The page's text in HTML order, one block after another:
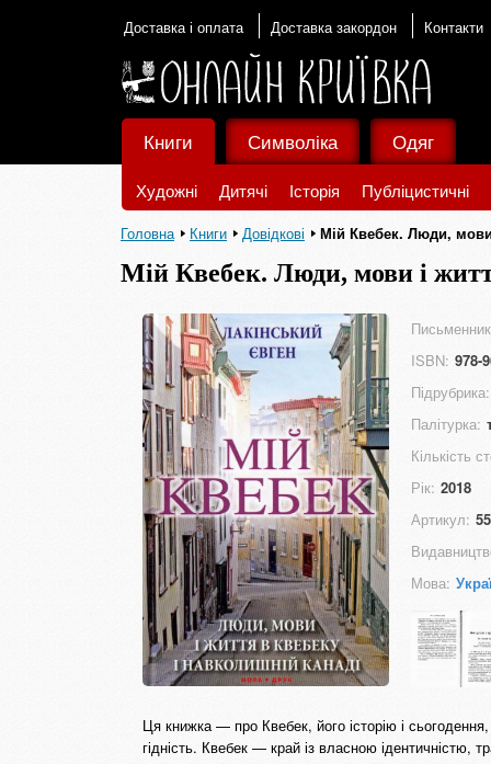
Доставка і оплата Доставка закордон Контакти
Книги
Художні Дитячі Історія Публіцистичні
Символіка Одяг
Головна Книги Довідкові Мій Квебек. Люди, мови
Мій Квебек. Люди, мови і
ISBN: 978-
Підрубрика:
Палітурка:
Кількість
Рік: 2018
Артикул:
Мова:
Ця книжка — про Квебек, його історію і
гідність. Квебек — край із власною ідентичністю,